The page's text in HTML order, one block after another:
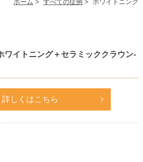
ホーム > すべての症例 > ホワイトニング
ワイトニング＋セラミッククラウン-
詳しくはこちら